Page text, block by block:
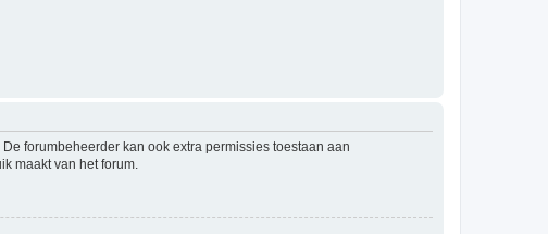
forumbeheerder kan ook extra permissies toestaan aan
maakt van het forum.